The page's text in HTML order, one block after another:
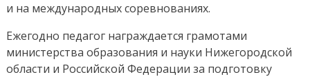
и на международных соревнованиях.
Ежегодно педагог награждается грамотами
министерства образования и науки Нижегородской
области и Российской Федерации за подготовку